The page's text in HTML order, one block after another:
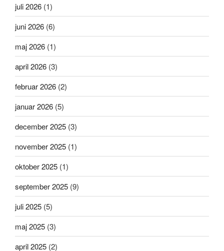
juli 2026 (1)
juni 2026 (6)
maj 2026 (1)
april 2026 (3)
februar 2026 (2)
januar 2026 (5)
december 2025 (3)
november 2025 (1)
oktober 2025 (1)
september 2025 (9)
juli 2025 (5)
maj 2025 (3)
april 2025 (2)